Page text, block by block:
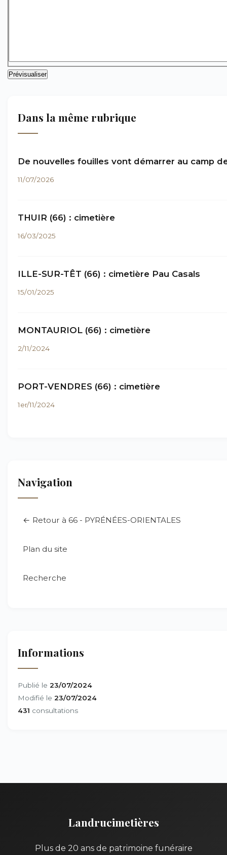
Dans la même rubrique
De nouvelles fouilles vont démarrer au camp
11/07/2026
THUIR (66) : cimetière
16/03/2025
ILLE-SUR-TÊT (66) : cimetière Pau Casals
15/01/2025
MONTAURIOL (66) : cimetière
2/11/2024
PORT-VENDRES (66) : cimetière
1er/11/2024
Navigation
← Retour à 66 - PYRÉNÉES-ORIENTALES
Plan du site
Recherche
Informations
Publié le 23/07/2024
Modifié le 23/07/2024
431 consultations
Landrucimetières
Plus de 20 ans de patrimoine funéraire